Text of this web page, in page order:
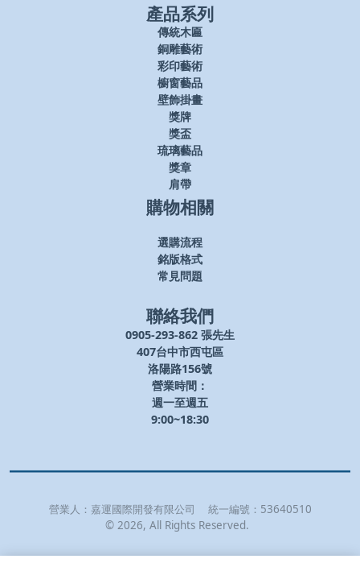
產品系列
傳統木匾
銅雕藝術
彩印藝術
櫥窗藝品
壁飾掛畫
獎牌
獎盃
琉璃藝品
獎章
肩帶
購物相關
選購流程
銘版格式
常見問題
聯絡我們
0905-293-862 張先生
407台中市西屯區
洛陽路156號
營業時間：
週一至週五
9:00~18:30
營業人： 嘉運國際開發有限公司 統一編號： 53640510
© 2026, All Rights Reserved.